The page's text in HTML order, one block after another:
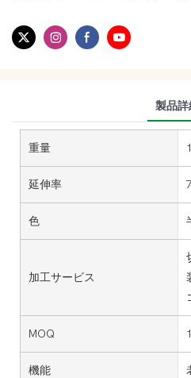
製品詳
重量
延伸率
色
加工サービス
MOQ
機能